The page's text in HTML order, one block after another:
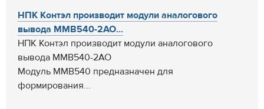
НПК Контэл производит модули аналогового
вывода ММВ540-2AO...
НПК Контэл производит модули аналогового
вывода ММВ540-2AO
Модуль ММВ540 предназначен для
формирования...